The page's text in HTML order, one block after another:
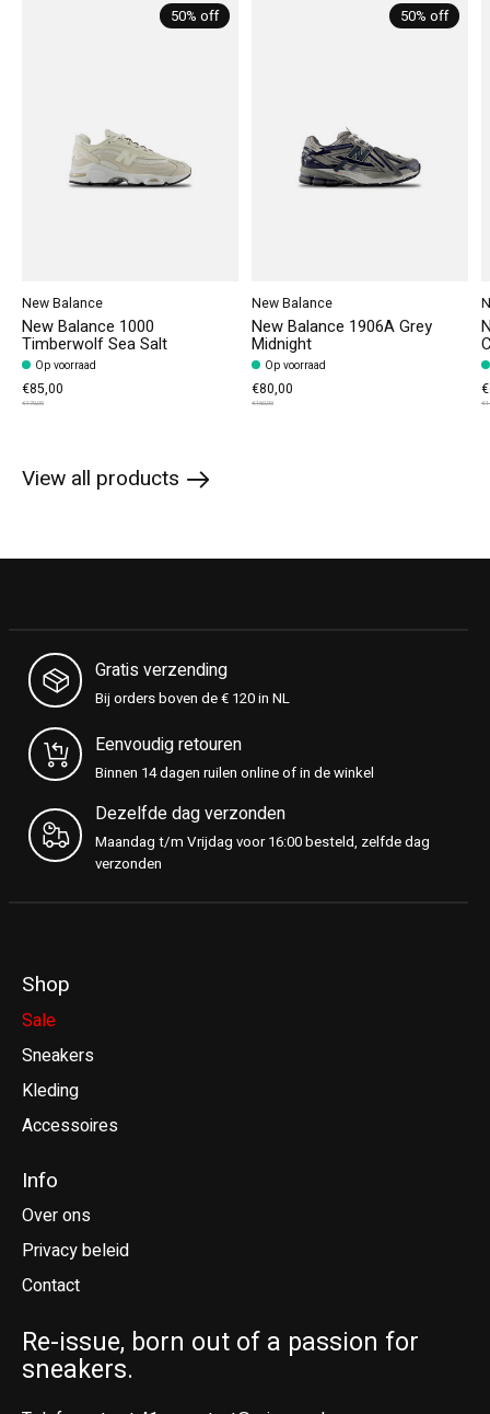
50% off
New Balance
New Balance 1000
Timberwolf Sea Salt
Op voorraad
€85,00
€170,00
50% off
New Balance
New Balance 1906A Grey
Midnight
Op voorraad
€80,00
€160,00
View all products
Gratis verzending
Bij orders boven de € 120 in NL
Eenvoudig retouren
Binnen 14 dagen ruilen online of in de winkel
Dezelfde dag verzonden
Maandag t/m Vrijdag voor 16:00 besteld, zelfde dag
verzonden
Shop
Sale
Sneakers
Kleding
Accessoires
Info
Over ons
Privacy beleid
Contact
Re-issue, born out of a passion for
sneakers.